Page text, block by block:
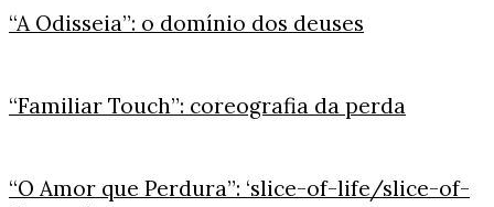
“A Odisseia”: o domínio dos deuses
“Familiar Touch”: coreografia da perda
“O Amor que Perdura”: ‘slice-of-life/slice-of-